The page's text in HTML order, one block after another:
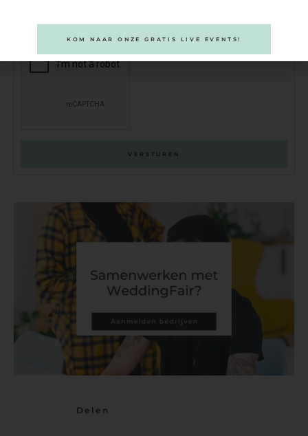
VERSTUREN
Delen
KOM NAAR ONZE GRATIS LIVE EVENTS!